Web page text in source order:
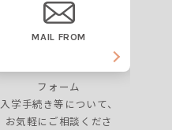
MAIL FROM
フォーム
入学手続き等について、
お気軽にご相談くださ